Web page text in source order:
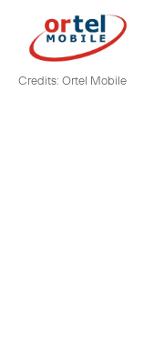
Credits: Ortel Mobile